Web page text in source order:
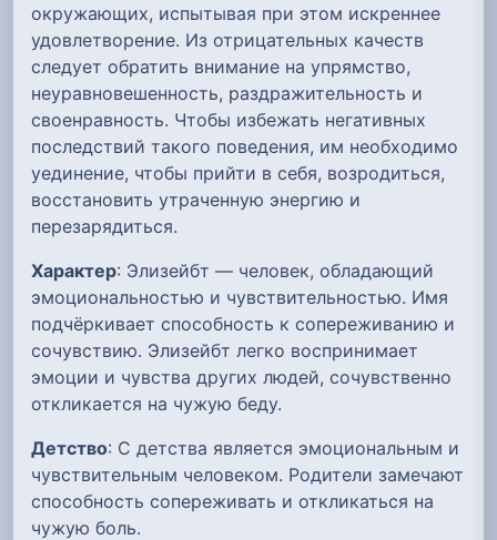
окружающих, испытывая при этом искреннее
удовлетворение. Из отрицательных качеств
следует обратить внимание на упрямство,
неуравновешенность, раздражительность и
своенравность. Чтобы избежать негативных
последствий такого поведения, им необходимо
уединение, чтобы прийти в себя, возродиться,
восстановить утраченную энергию и
перезарядиться.
Характер: Элизейбт — человек, обладающий
эмоциональностью и чувствительностью. Имя
подчёркивает способность к сопереживанию и
сочувствию. Элизейбт легко воспринимает
эмоции и чувства других людей, сочувственно
откликается на чужую беду.
Детство: С детства является эмоциональным и
чувствительным человеком. Родители замечают
способность сопереживать и откликаться на
чужую боль.